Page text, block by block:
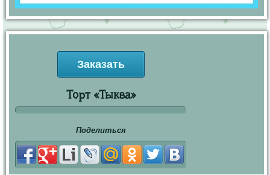
Заказать
Торт «Тыква»
Поделиться